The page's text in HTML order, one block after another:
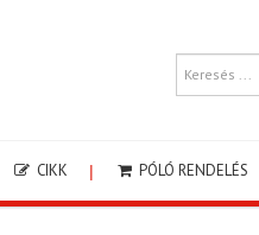
CIKK PÓLÓ RENDELÉS